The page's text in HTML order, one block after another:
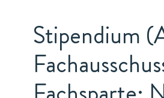
Stipendium